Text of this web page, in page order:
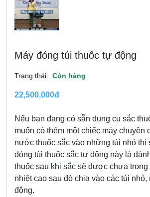
Máy đóng túi thuốc tự động
Trạng thái: Còn hàng
22,500,000đ
Nếu bạn đang có sẵn dụng cụ sắc
muốn có thêm một chiếc máy chuyên
nước thuốc sắc vào những túi nhỏ thì
đóng túi thuốc sắc tự động này là
thuốc sau khi sắc sẽ được chưa trong
nhiệt cao sau đó chia vào các túi nhỏ,
động.